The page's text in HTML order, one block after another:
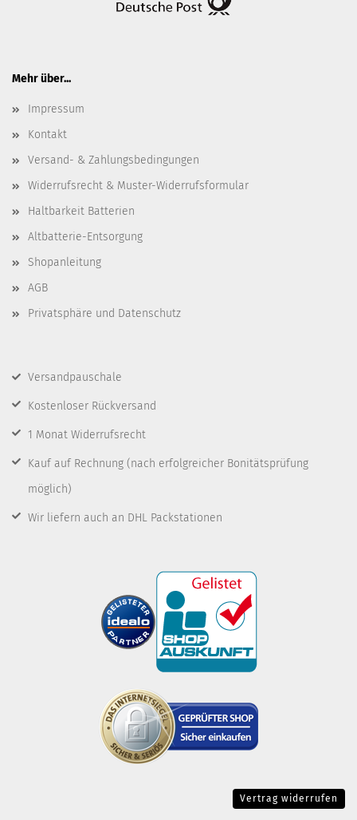
Mehr über...
Impressum
Kontakt
Versand- & Zahlungsbedingungen
Widerrufsrecht & Muster-Widerrufsformular
Haltbarkeit Batterien
Altbatterie-Entsorgung
Shopanleitung
AGB
Privatsphäre und Datenschutz
Versandpauschale
Kostenloser Rückversand
1 Monat Widerrufsrecht
Kauf auf Rechnung (nach erfolgreicher Bonitätsprüfung
möglich)
Wir liefern auch an DHL Packstationen
Vertrag widerrufen